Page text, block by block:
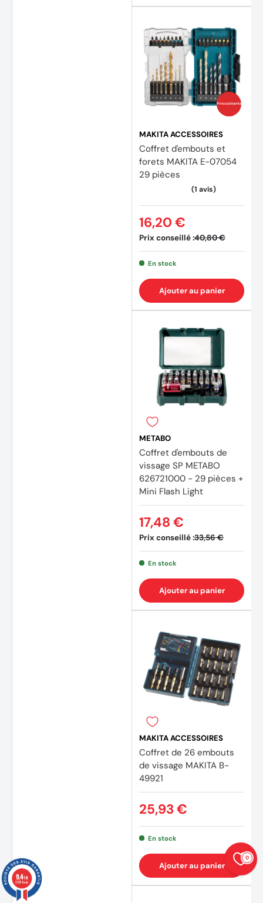
Prix coûtants
MAKITA ACCESSOIRES
Coffret d'embouts et
forets MAKITA E-07054
29 pièces
Prix conseillé :40,80 €
16,20 €
En stock
Ajouter au panier
METABO
Coffret d'embouts de
vissage SP METABO
626721000 - 29 pièces +
Mini Flash Light
Prix conseillé :33,56 €
17,48 €
En stock
Ajouter au panier
MAKITA ACCESSOIRES
Coffret de 26 embouts
de vissage MAKITA B-
49921
25,93 €
En stock
Ajouter au panier
0
9.4/10
23874 avis